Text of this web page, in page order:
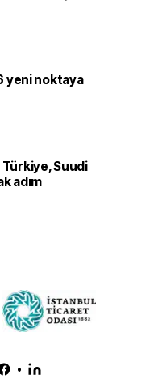
yeni noktaya
Suudi
adım
•